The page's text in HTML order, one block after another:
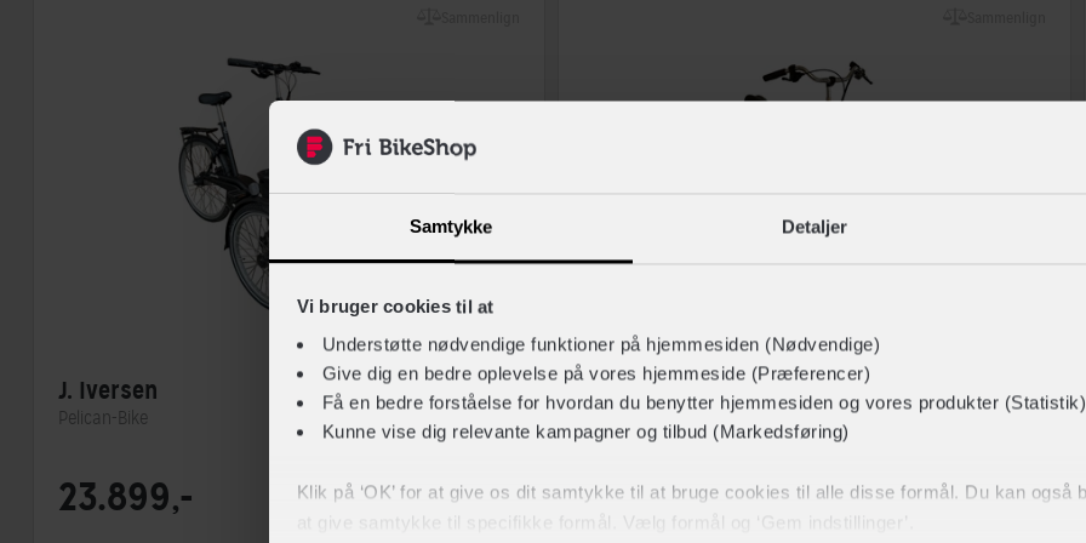
Samtykke Detaljer
Vi bruger cookies til at
Understøtte nødvendige funktioner på hjemmesiden (Nødvendige)
Give dig en bedre oplevelse på vores hjemmeside (Præferencer)
Få en bedre forståelse for hvordan du benytter hjemmesiden og vores produkter (Statistik)
Kunne vise dig relevante kampagner og tilbud (Markedsføring)
Klik på ‘OK’ for at give os dit samtykke til at bruge cookies til alle disse formål. Du kan også
at give samtykke til specifikke formål. Vælg formål og ‘Gem indstillinger’.
J. Iversen
Pelican-Bike
Stelmateriale
23.899,-
J. Iversen
23.899,-